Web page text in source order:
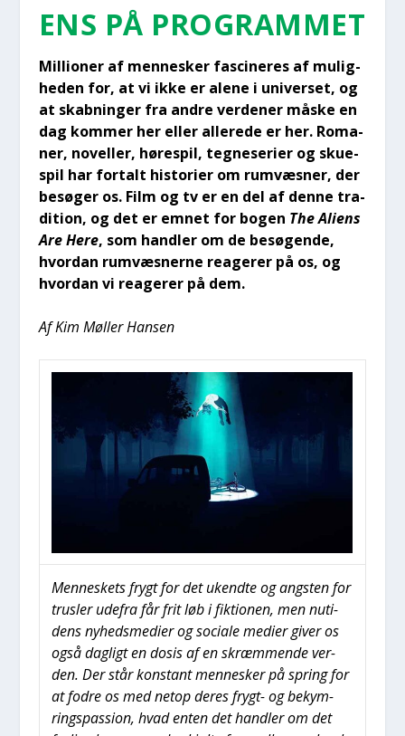
ENS PÅ PRO­GRAM­MET
Mil­li­o­ner af men­ne­sker fasci­ne­res af mulig­
he­den for, at vi ikke er ale­ne i uni­ver­set, og
at skab­nin­ger fra andre ver­de­ner måske en
dag kom­mer her eller alle­re­de er her. Roma­
ner, novel­ler, høre­spil, teg­ne­se­ri­er og sku­e­
spil har for­talt histo­ri­er om rumvæs­ner, der
besø­ger os. Film og tv er en del af den­ne tra­
di­tion, og det er emnet for bogen The Ali­ens
Are Here, som hand­ler om de besø­gen­de,
hvor­dan rumvæs­ner­ne rea­ge­rer på os, og
hvor­dan vi rea­ge­rer på dem.
Af Kim Møl­ler Han­sen
Men­ne­skets frygt for det ukend­te og ang­sten for
trus­ler ude­fra får frit løb i fik­tio­nen, men nuti­
dens nyheds­me­di­er og soci­a­le medi­er giver os
også dag­ligt en dosis af en skræm­men­de ver­
den. Der står kon­stant men­ne­sker på spring for
at fodre os med net­op deres frygt- og bekym­
rings­pas­sion, hvad enten det hand­ler om det